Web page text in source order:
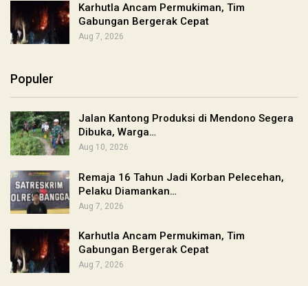
Karhutla Ancam Permukiman, Tim
Gabungan Bergerak Cepat
Aug 7, 2026
Populer
Jalan Kantong Produksi di Mendono Segera
Dibuka, Warga…
Aug 10, 2026
Remaja 16 Tahun Jadi Korban Pelecehan,
Pelaku Diamankan…
Aug 7, 2026
Karhutla Ancam Permukiman, Tim
Gabungan Bergerak Cepat
Aug 7, 2026